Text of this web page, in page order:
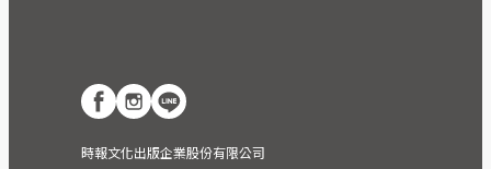
時報文化出版企業股份有限公司